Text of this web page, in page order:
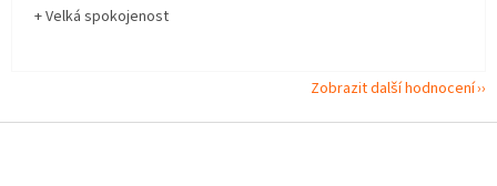
+ Velká spokojenost
Zobrazit další hodnocení